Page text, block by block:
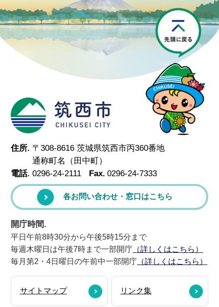
筑西市
住所. 〒308-8616 茨城県筑西市丙360番地
通称町名（田中町）
電話. 0296-24-2111 Fax. 0296-24-7333
各お問い合わせ・窓口はこちら
開庁時間.
平日午前8時30分から午後5時15分まで
毎週木曜日は午後7時まで一部開庁 （詳しくはこちら）
毎月第2・4日曜日の午前中一部開庁 （詳しくはこちら）
サイトマップ リンク集